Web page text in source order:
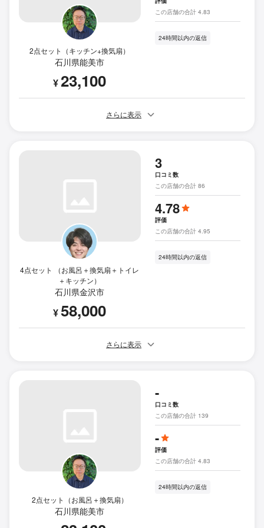
2点セット（キッチン+換気扇）
石川県能美市
¥23,100
この店舗の合計 4.83
24時間以内の返信
さらに表示
4点セット （お風呂＋換気扇＋トイレ
＋キッチン）
石川県金沢市
¥58,000
3
口コミ数
この店舗の合計 86
4.78
評価
この店舗の合計 4.95
24時間以内の返信
さらに表示
2点セット（お風呂＋換気扇）
石川県能美市
-
口コミ数
この店舗の合計 139
-
評価
この店舗の合計 4.83
24時間以内の返信